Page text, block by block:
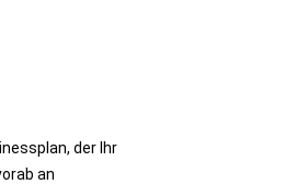
der Ihr
an